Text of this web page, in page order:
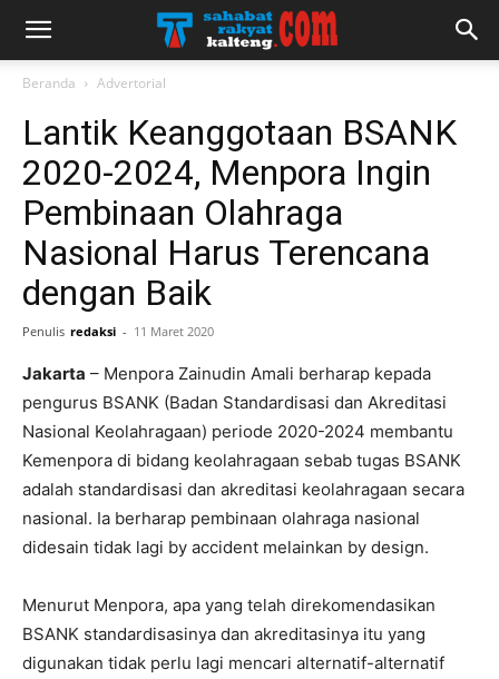
Beranda Advertorial
Lantik Keanggotaan BSANK
2020-2024, Menpora Ingin
Pembinaan Olahraga
Nasional Harus Terencana
dengan Baik
Penulis redaksi - 11 Maret 2020
Jakarta – Menpora Zainudin Amali berharap kepada
pengurus BSANK (Badan Standardisasi dan Akreditasi
Nasional Keolahragaan) periode 2020-2024 membantu
Kemenpora di bidang keolahragaan sebab tugas BSANK
adalah standardisasi dan akreditasi keolahragaan secara
nasional. Ia berharap pembinaan olahraga nasional
didesain tidak lagi by accident melainkan by design.
Menurut Menpora, apa yang telah direkomendasikan
BSANK standardisasinya dan akreditasinya itu yang
digunakan tidak perlu lagi mencari alternatif-alternatif